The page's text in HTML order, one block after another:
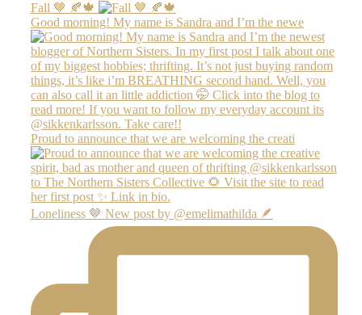
Fall 🤎 🍂🍁
Good morning! My name is Sandra and I’m the newe
Proud to announce that we are welcoming the creati
Loneliness 🤎 New post by @emelimathilda 🪶